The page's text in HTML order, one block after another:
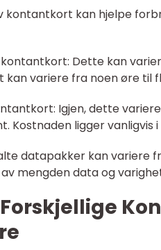
kan hjelpe
Dette kan
variere fra noen øre til
Igjen, dette
Kostnaden ligger vanligvis
datapakker kan variere
mengden data og